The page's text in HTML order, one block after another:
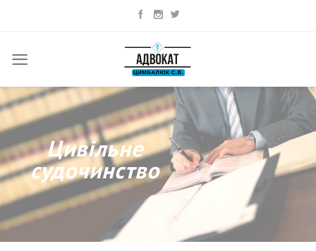
Цивільне
судочинство